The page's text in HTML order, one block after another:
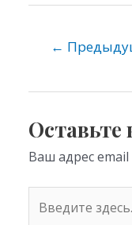
o
as
s
ni
ki
←
Ваш адрес email
здесь...